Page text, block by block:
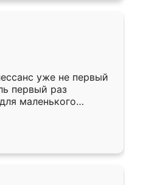
уже не первый
первый раз
маленького
,во второй раз
качеству очень
быстрая,